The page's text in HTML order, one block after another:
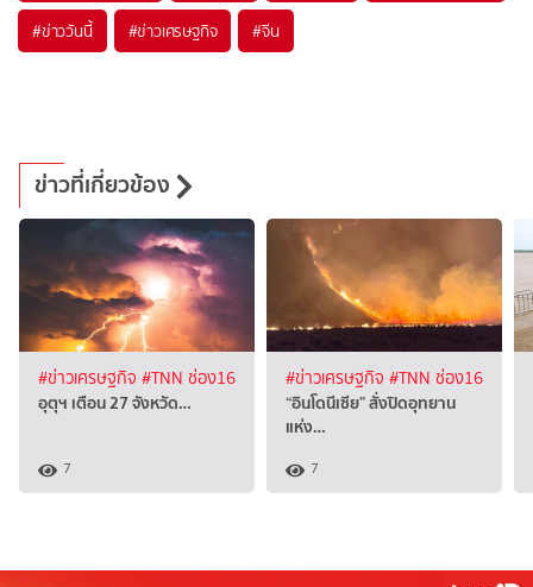
#ข่าววันนี้ #ข่าวเศรษฐกิจ #จีน
ข่าวที่เกี่ยวข้อง
#ข่าวเศรษฐกิจ #TNN ช่อง16
อุตุฯ เตือน 27 จังหวัด…
7
#ข่าวเศรษฐกิจ #TNN ช่อง16
“อินโดนีเซีย” สั่งปิดอุทยาน
แห่ง…
7